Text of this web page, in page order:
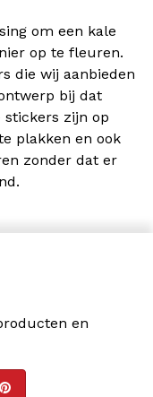
om een kale
op te fleuren.
die wij aanbieden
bij dat
stickers zijn op
plakken en ook
zonder dat er
en